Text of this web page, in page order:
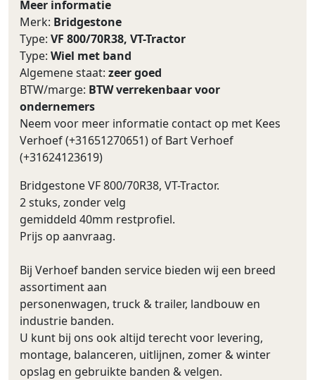
Meer informatie
Merk: Bridgestone
Type: VF 800/70R38, VT-Tractor
Type: Wiel met band
Algemene staat: zeer goed
BTW/marge: BTW verrekenbaar voor
ondernemers
Neem voor meer informatie contact op met Kees
Verhoef (+31651270651) of Bart Verhoef
(+31624123619)
Bridgestone VF 800/70R38, VT-Tractor.
2 stuks, zonder velg
gemiddeld 40mm restprofiel.
Prijs op aanvraag.
Bij Verhoef banden service bieden wij een breed
assortiment aan
personenwagen, truck & trailer, landbouw en
industrie banden.
U kunt bij ons ook altijd terecht voor levering,
montage, balanceren, uitlijnen, zomer & winter
opslag en gebruikte banden & velgen.